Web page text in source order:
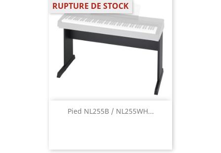
Pied NL255B / NL255WH...
RUPTURE DE STOCK